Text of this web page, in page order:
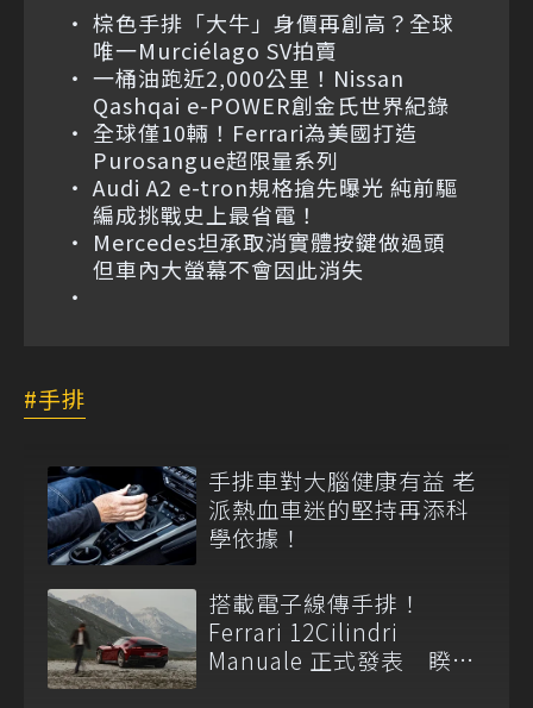
棕色手排「大牛」身價再創高？全球
唯一Murciélago SV拍賣
一桶油跑近2,000公里！Nissan
Qashqai e-POWER創金氏世界紀錄
全球僅10輛！Ferrari為美國打造
Purosangue超限量系列
Audi A2 e-tron規格搶先曝光 純前驅
編成挑戰史上最省電！
Mercedes坦承取消實體按鍵做過頭
但車內大螢幕不會因此消失
手排
手排車對大腦健康有益 老
派熱血車迷的堅持再添科
學依據！
搭載電子線傳手排！
Ferrari 12Cilindri
Manuale 正式發表 睽違